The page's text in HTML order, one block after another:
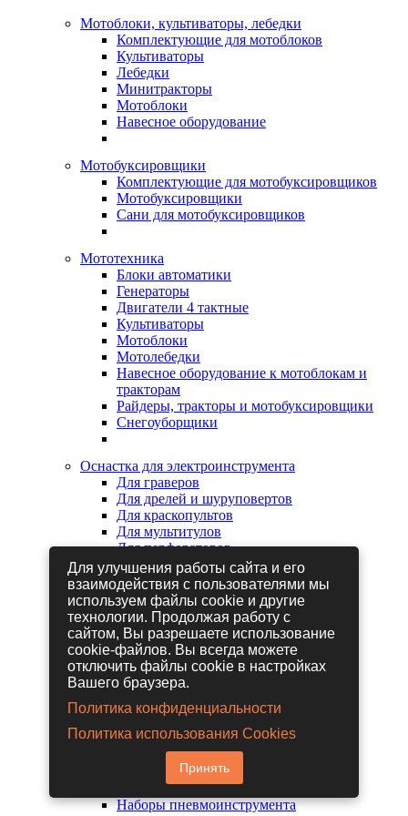
Мотоблоки, культиваторы, лебедки
Комплектующие для мотоблоков
Культиваторы
Лебедки
Минитракторы
Мотоблоки
Навесное оборудование
Мотобуксировщики
Комплектующие для мотобуксировщиков
Мотобуксировщики
Сани для мотобуксировщиков
Мототехника
Блоки автоматики
Генераторы
Двигатели 4 тактные
Культиваторы
Мотоблоки
Мотолебедки
Навесное оборудование к мотоблокам и
тракторам
Райдеры, тракторы и мотобуксировщики
Снегоуборщики
Оснастка для электроинструмента
Для граверов
Для дрелей и шуруповертов
Для краскопультов
Для мультитулов
Для перфораторов
Для сабельных пил
Для строительных фенов
Для фрезеров
Для шлифовальных машин
Для электрических лобзиков
Для электрических ножниц
Для электрических пил
Для электрических рубанков
Гайковерты пневматические
Дрели пневматические
Другие пневмоинструменты
Заклепочники пневматические
Наборы пневмоинструмента
Для улучшения работы сайта и его
взаимодействия с пользователями мы
используем файлы cookie и другие
технологии. Продолжая работу с
сайтом, Вы разрешаете использование
cookie-файлов. Вы всегда можете
отключить файлы cookie в настройках
Вашего браузера.
Политика конфиденциальности
Политика использования Cookies
Принять